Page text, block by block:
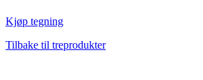
Kjøp tegning
Tilbake til treprodukter